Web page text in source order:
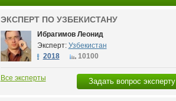
ЭКСПЕРТ ПО УЗБЕКИСТАНУ
Ибрагимов Леонид
Эксперт: Узбекистан
2018
10100
Задать вопрос эксперту
Все эксперты